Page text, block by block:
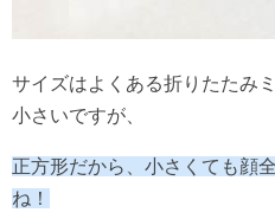
サイズはよくある折りたたみ
小さいですが、
正方形だから、小さくても顔
ね！